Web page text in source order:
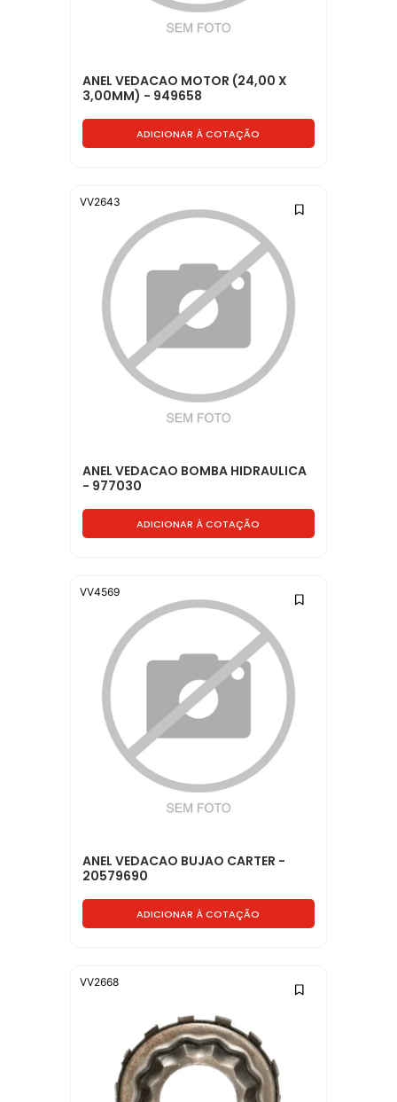
ANEL VEDACAO MOTOR (24,00 X
3,00MM) - 949658
ADICIONAR À COTAÇÃO
ANEL VEDACAO BOMBA HIDRAULICA
- 977030
ADICIONAR À COTAÇÃO
VV2643
ANEL VEDACAO BUJAO CARTER -
20579690
ADICIONAR À COTAÇÃO
VV4569
VV2668